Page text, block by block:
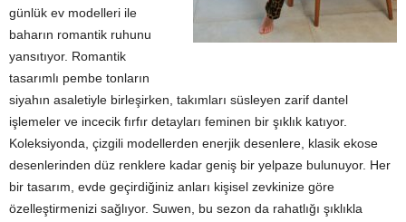
günlük ev modelleri ile
baharın romantik ruhunu
yansıtıyor. Romantik
tasarımlı pembe tonların
siyahın asaletiyle birleşirken, takımları süsleyen zarif dantel
işlemeler ve incecik fırfır detayları feminen bir şıklık katıyor.
Koleksiyonda, çizgili modellerden enerjik desenlere, klasik ekose
desenlerinden düz renklere kadar geniş bir yelpaze bulunuyor. Her
bir tasarım, evde geçirdiğiniz anları kişisel zevkinize göre
özelleştirmenizi sağlıyor. Suwen, bu sezon da rahatlığı şıklıkla